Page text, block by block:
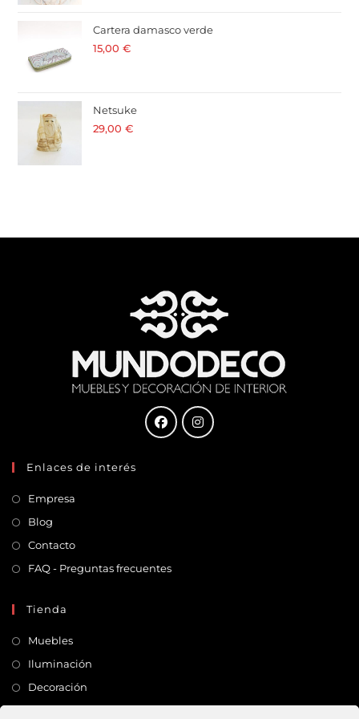
Cartera damasco verde
15,00€
Netsuke
29,00€
Enlaces de interés
Empresa
Blog
Contacto
FAQ - Preguntas frecuentes
Tienda
Muebles
Iluminación
Decoración